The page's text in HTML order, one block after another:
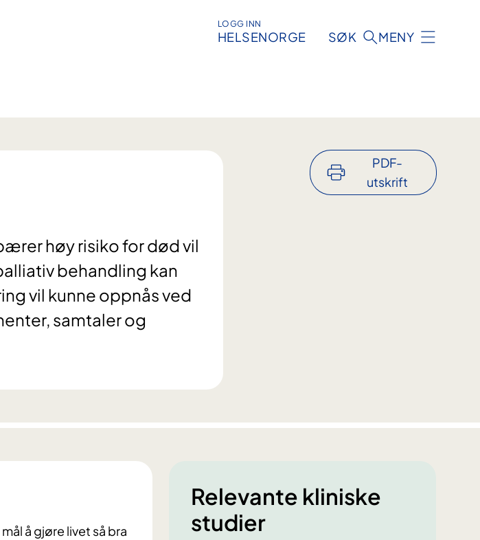
LOGG INN
HELSENORGE SØK MENY
høy risiko for død vil
behandling kan
vil kunne oppnås ved
samtaler og
PDF-
utskrift
å gjøre livet så bra
Relevante kliniske
studier